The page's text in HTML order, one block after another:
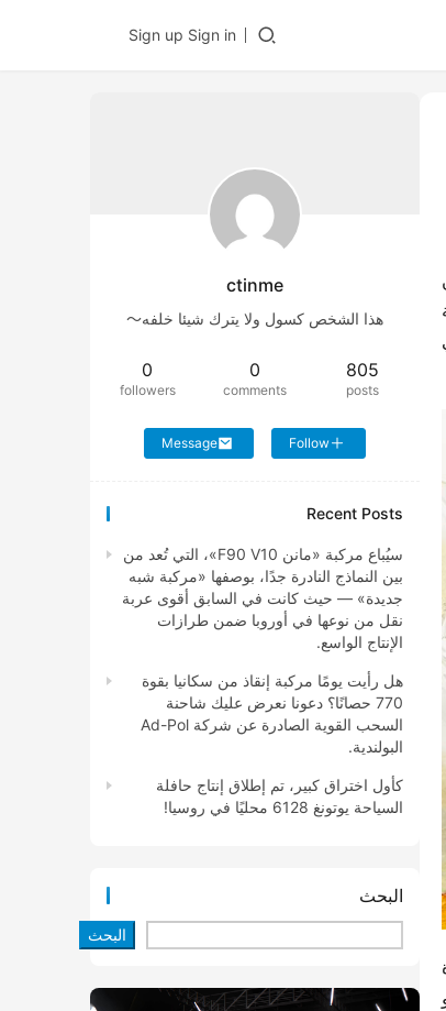
Sign in
Sign up
ctinme
هذا الشخص كسول ولا يترك شيئا خلفه～
805
posts
0
comments
0
followers
Follow
Message
Recent Posts
سيُباع مركبة «مانن F90 V10»، التي تُعد من
بين النماذج النادرة جدًا، بوصفها «مركبة شبه
جديدة» — حيث كانت في السابق أقوى عربة
نقل من نوعها في أوروبا ضمن طرازات
الإنتاج الواسع.
هل رأيت يومًا مركبة إنقاذ من سكانيا بقوة
770 حصانًا؟ دعونا نعرض عليك شاحنة
السحب القوية الصادرة عن شركة Ad-Pol
البولندية.
كأول اختراق كبير، تم إطلاق إنتاج حافلة
السياحة يوتونغ 6128 محليًا في روسيا!
البحث
البحث